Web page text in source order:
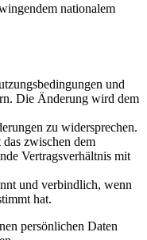
nationalem
und
Die Änderung wird dem
zu widersprechen.
zwischen dem
Vertragsverhältnis mit
und verbindlich, wenn
hat.
persönlichen Daten